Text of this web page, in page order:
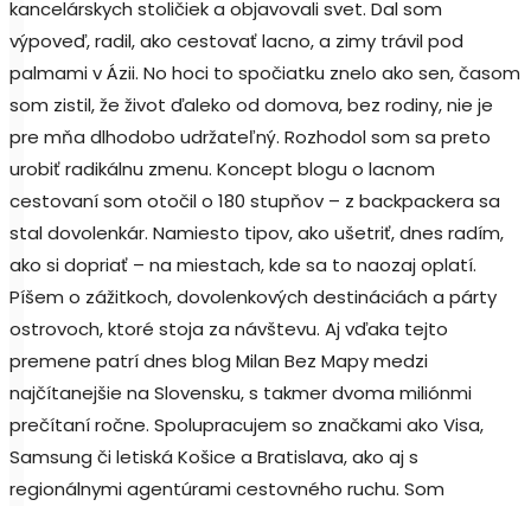
kancelárskych stoličiek a objavovali svet. Dal som
výpoveď, radil, ako cestovať lacno, a zimy trávil pod
palmami v Ázii. No hoci to spočiatku znelo ako sen, časom
som zistil, že život ďaleko od domova, bez rodiny, nie je
pre mňa dlhodobo udržateľný. Rozhodol som sa preto
urobiť radikálnu zmenu. Koncept blogu o lacnom
cestovaní som otočil o 180 stupňov – z backpackera sa
stal dovolenkár. Namiesto tipov, ako ušetriť, dnes radím,
ako si dopriať – na miestach, kde sa to naozaj oplatí.
Píšem o zážitkoch, dovolenkových destináciách a párty
ostrovoch, ktoré stoja za návštevu. Aj vďaka tejto
premene patrí dnes blog Milan Bez Mapy medzi
najčítanejšie na Slovensku, s takmer dvoma miliónmi
prečítaní ročne. Spolupracujem so značkami ako Visa,
Samsung či letiská Košice a Bratislava, ako aj s
regionálnymi agentúrami cestovného ruchu. Som